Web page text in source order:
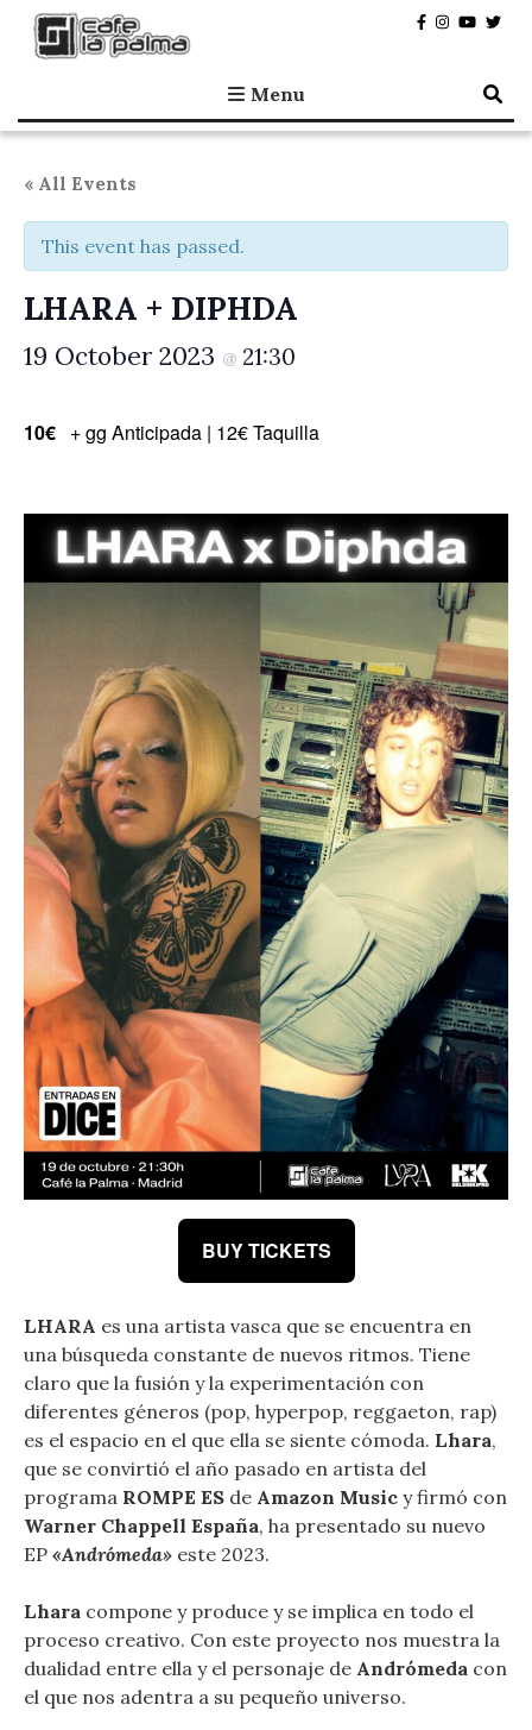
Café la Palma
Programming live music in Madrid since 1995.
Menu
« All Events
This event has passed.
LHARA + DIPHDA
19 October 2023 @ 21:30
10€ + gg Anticipada | 12€ Taquilla
BUY TICKETS
LHARA es una artista vasca que se encuentra en
una búsqueda constante de nuevos ritmos. Tiene
claro que la fusión y la experimentación con
diferentes géneros (pop, hyperpop, reggaeton, rap)
es el espacio en el que ella se siente cómoda. Lhara,
que se convirtió el año pasado en artista del
programa ROMPE ES de Amazon Music y firmó con
Warner Chappell España, ha presentado su nuevo
EP «Andrómeda» este 2023.
Lhara compone y produce y se implica en todo el
proceso creativo. Con este proyecto nos muestra la
dualidad entre ella y el personaje de Andrómeda con
el que nos adentra a su pequeño universo.